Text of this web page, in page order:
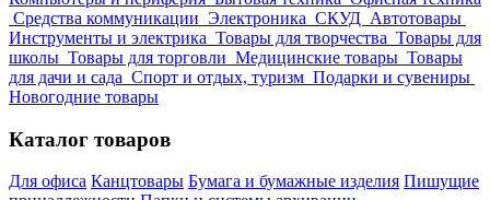
Средства коммуникации Электроника СКУД Автотовары
Инструменты и электрика Товары для творчества Товары для
школы Товары для торговли Медицинские товары Товары
для дачи и сада Спорт и отдых, туризм Подарки и сувениры
Новогодние товары
Каталог товаров
Для офиса Канцтовары Бумага и бумажные изделия Пишущие